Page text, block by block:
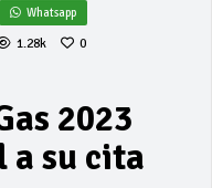
Whatsapp
1.28k
0
2023
a su cita